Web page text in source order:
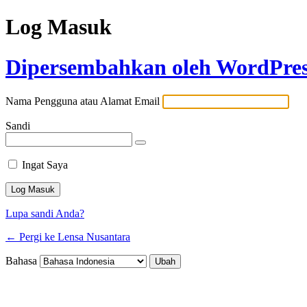
Log Masuk
Dipersembahkan oleh
Nama Pengguna atau Alamat Email
Sandi
Ingat Saya
Lupa sandi Anda?
← Pergi ke Lensa Nusantara
Bahasa